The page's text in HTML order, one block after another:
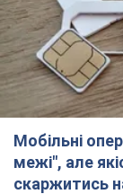
Мобільні
межі", але
скаржитись